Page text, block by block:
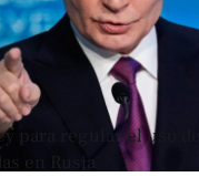
para regular el uso de
en Rusia